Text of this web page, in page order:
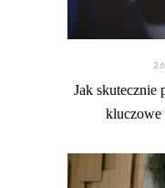
Jak skutecznie
kluczowe